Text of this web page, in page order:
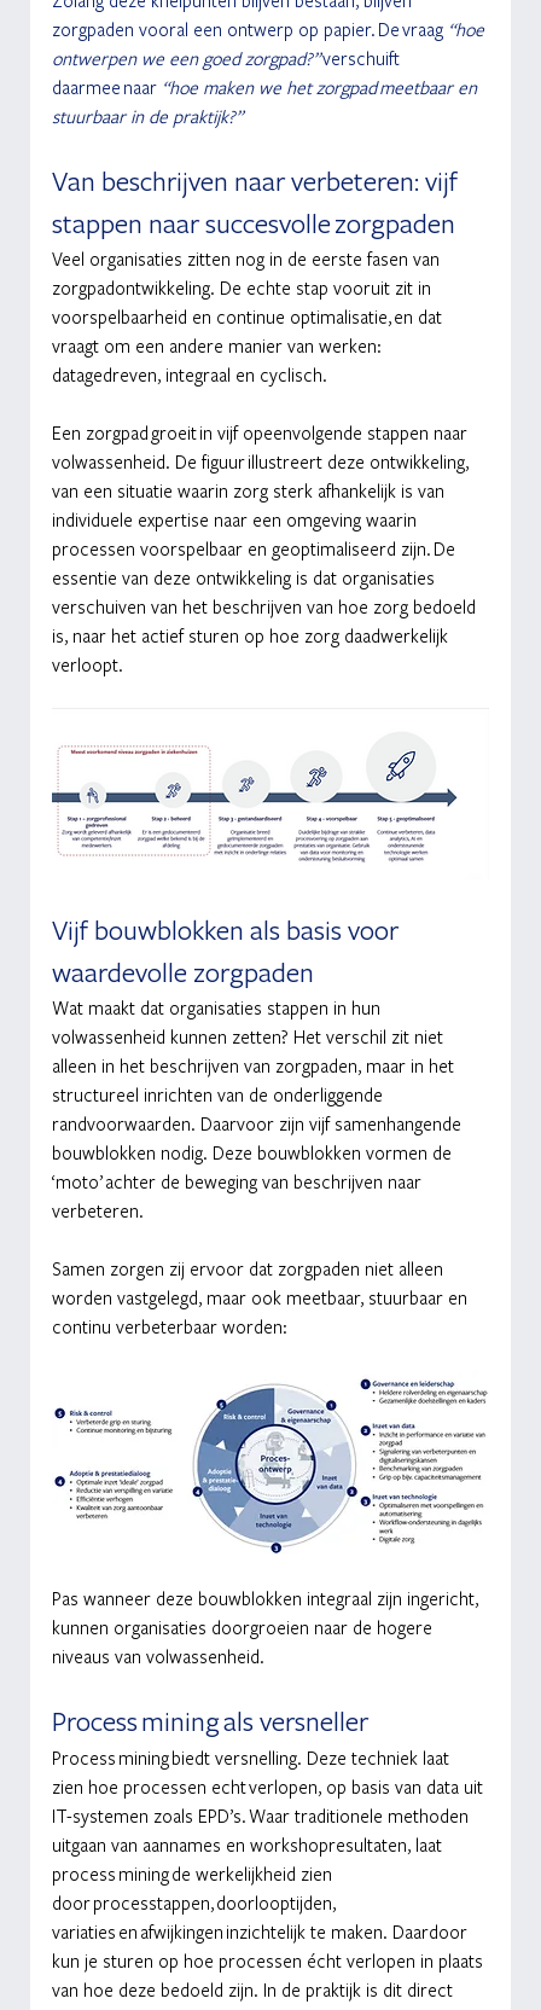
zorgpaden vooral een ontwerp op papier. De vraag “hoe
ontwerpen we een goed zorgpad?” verschuift
daarmee naar “hoe maken we het zorgpad meetbaar en
stuurbaar in de praktijk?”
Van beschrijven naar verbeteren: vijf
stappen naar succesvolle zorgpaden
Veel organisaties zitten nog in de eerste fasen van
zorgpadontwikkeling. De echte stap vooruit zit in
voorspelbaarheid en continue optimalisatie, en dat
vraagt om een andere manier van werken:
datagedreven, integraal en cyclisch.
Een zorgpad groeit in vijf opeenvolgende stappen naar
volwassenheid. De figuur illustreert deze ontwikkeling,
van een situatie waarin zorg sterk afhankelijk is van
individuele expertise naar een omgeving waarin
processen voorspelbaar en geoptimaliseerd zijn. De
essentie van deze ontwikkeling is dat organisaties
verschuiven van het beschrijven van hoe zorg bedoeld
is, naar het actief sturen op hoe zorg daadwerkelijk
verloopt.
Vijf bouwblokken als basis voor
waardevolle zorgpaden
Wat maakt dat organisaties stappen in hun
volwassenheid kunnen zetten? Het verschil zit niet
alleen in het beschrijven van zorgpaden, maar in het
structureel inrichten van de onderliggende
randvoorwaarden. Daarvoor zijn vijf samenhangende
bouwblokken nodig. Deze bouwblokken vormen de
‘moto’ achter de beweging van beschrijven naar
verbeteren.
Samen zorgen zij ervoor dat zorgpaden niet alleen
worden vastgelegd, maar ook meetbaar, stuurbaar en
continu verbeterbaar worden:
Pas wanneer deze bouwblokken integraal zijn ingericht,
kunnen organisaties doorgroeien naar de hogere
niveaus van volwassenheid.
Process mining als versneller
Process mining biedt versnelling. Deze techniek laat
zien hoe processen echt verlopen, op basis van data uit
IT-systemen zoals EPD’s. Waar traditionele methoden
uitgaan van aannames en workshopresultaten, laat
process mining de werkelijkheid zien
door processtappen, doorlooptijden,
variaties en afwijkingen inzichtelijk te maken. Daardoor
kun je sturen op hoe processen écht verlopen in plaats
van hoe deze bedoeld zijn. In de praktijk is dit direct